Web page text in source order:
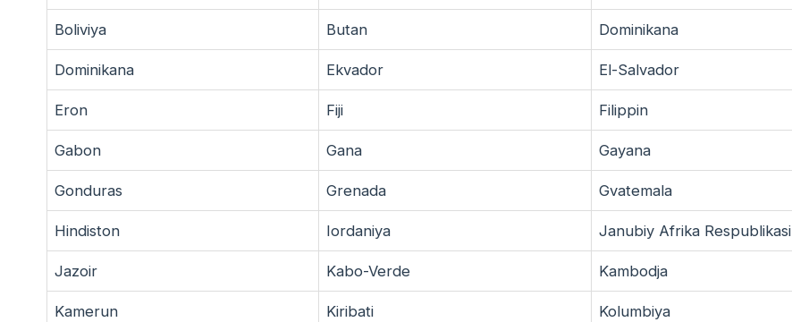
Boliviya Butan Dominikana
Dominikana Ekvador El-Salvador
Eron Fiji Filippin
Gabon Gana Gayana
Gonduras Grenada Gvatemala
Hindiston Iordaniya Janubiy Afrika Respublikasi
Jazoir Kabo-Verde Kambodja
Kamerun Kiribati Kolumbiya